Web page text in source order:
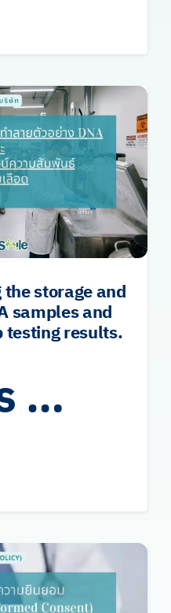
storage and
samples and
results.
…